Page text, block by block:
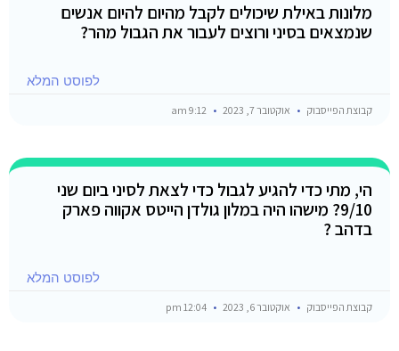
מלונות באילת שיכולים לקבל מהיום להיום אנשים
שנמצאים בסיני ורוצים לעבור את הגבול מהר?
לפוסט המלא
קבוצת הפייסבוק אוקטובר 7, 2023
הי, מתי כדי להגיע לגבול כדי לצאת לסיני ביום שני
9/10? מישהו היה במלון גולדן הייטס אקווה פארק
בדהב ?
לפוסט המלא
קבוצת הפייסבוק אוקטובר 6, 2023